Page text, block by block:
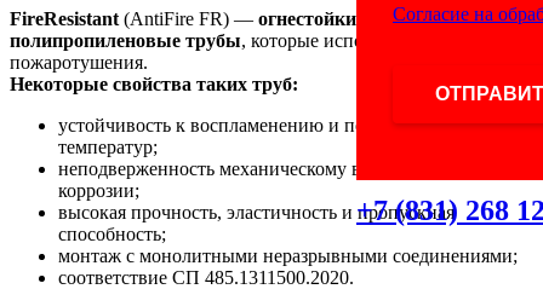
Согласие на
+7 (831) 268
FireResistant (AntiFire FR) — огнестойкие
полипропиленовые трубы, которые используются в системах
пожаротушения.
Некоторые свойства таких труб:
устойчивость к воспламенению и перепадам
температур;
неподверженность механическому воздействию и
коррозии;
высокая прочность, эластичность и пропускная
способность;
монтаж с монолитными неразрывными соединениями;
соответствие СП 485.1311500.2020.